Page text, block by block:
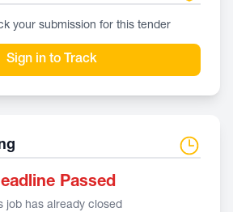
your submission for this tender
Sign in to Track
Passed
job has already closed